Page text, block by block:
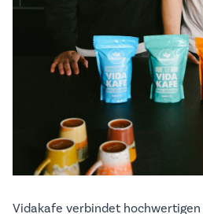
Vidakafe verbindet